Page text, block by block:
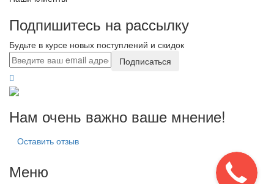
Подпишитесь на рассылку
Будьте в курсе новых поступлений и скидок
Подписаться
Нам очень важно ваше мнение!
Оставить отзыв
Меню